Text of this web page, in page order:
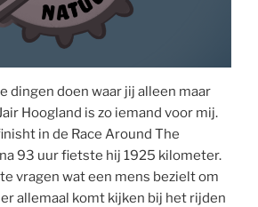
dingen doen waar jij alleen maar
Hoogland is zo iemand voor mij.
in de Race Around The
93 uur fietste hij 1925 kilometer.
vragen wat een mens bezielt om
allemaal komt kijken bij het rijden